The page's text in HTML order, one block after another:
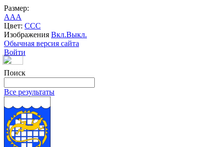
Размер:
AAA
Цвет: CCC
Изображения Вкл.Выкл.
Обычная версия сайта
Войти
Поиск
Все результаты